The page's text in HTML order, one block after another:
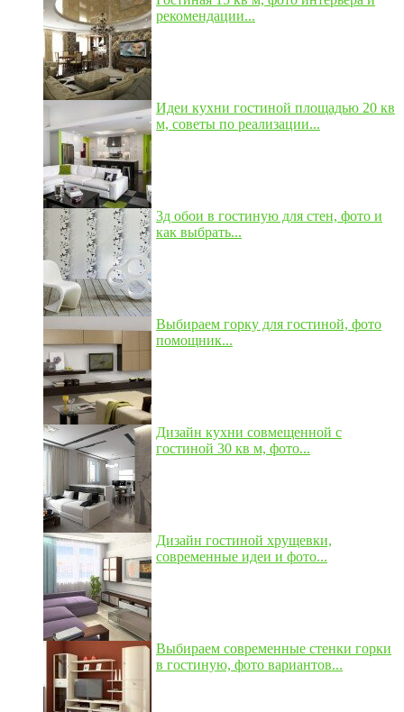
рекомендации...
Идеи кухни гостиной площадью 20 кв
м, советы по реализации...
3д обои в гостиную для стен, фото и
как выбрать...
Выбираем горку для гостиной, фото
помощник...
Дизайн кухни совмещенной с
гостиной 30 кв м, фото...
Дизайн гостиной хрущевки,
современные идеи и фото...
Выбираем современные стенки горки
в гостиную, фото вариантов...